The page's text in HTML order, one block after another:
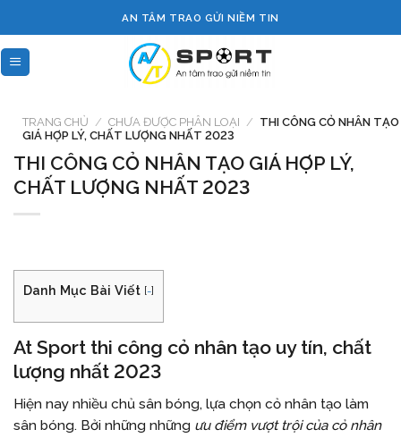
to
content
AN TÂM TRAO GỬI NIỀM TIN
TRANG CHỦ / CHƯA ĐƯỢC PHÂN LOẠI / THI CÔNG CỎ NHÂN TẠO
GIÁ HỢP LÝ, CHẤT LƯỢNG NHẤT 2023
THI CÔNG CỎ NHÂN TẠO GIÁ HỢP LÝ,
CHẤT LƯỢNG NHẤT 2023
Danh Mục Bài Viết [-]
At Sport thi công cỏ nhân tạo uy tín, chất
lượng nhất 2023
Hiện nay nhiều chủ sân bóng, lựa chọn cỏ nhân tạo làm
sân bóng. Bởi những những ưu điểm vượt trội của cỏ nhân